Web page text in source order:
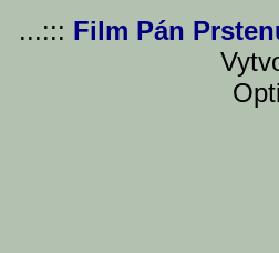
...::: Film Pán